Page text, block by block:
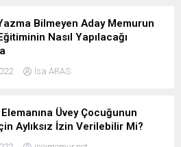
Bilmeyen Aday Memurun
Nasıl Yapılacağı
İsa ARAS
Üvey Çocuğunun
Aylıksız İzin Verilebilir Mi?